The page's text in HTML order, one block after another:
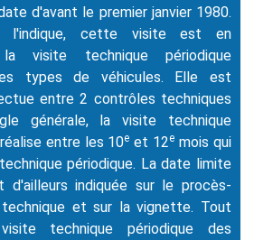
d'avant le premier janvier 1980.
l'indique, cette visite est en
visite technique périodique
types de véhicules. Elle est
entre 2 contrôles techniques
générale, la visite technique
entre les 10e et 12e mois qui
périodique. La date limite
indiquée sur le procès-
et sur la vignette. Tout
technique périodique des